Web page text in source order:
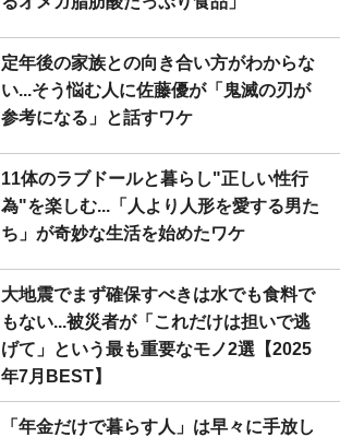
定年後の家族との向き合い方がわからな
い...そう悩む人に佐藤優が「鬼滅の刃が
参考になる」と話すワケ
11体のラブドールと暮らし"正しい性行
為"を楽しむ...「人より人形を愛する男た
ち」が奇妙な生活を始めたワケ
大地震でまず確保すべきは水でも食料で
もない...被災者が「これだけは担いで逃
げて」という最も重要なモノ2選【2025
年7月BEST】
「年金だけで暮らす人」は早々に手放し